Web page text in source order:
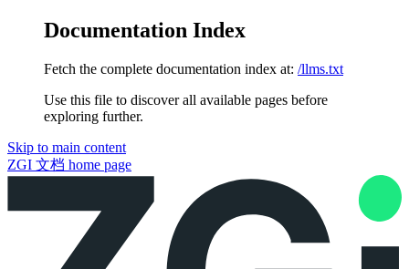
Documentation Index
Fetch the complete documentation index at: /llms.txt
Use this file to discover all available pages before
exploring further.
Skip to main content
ZGI 文档 home page